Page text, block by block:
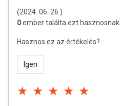
(2024. 06. 26.)
0ember találta ezt hasznosnak
Hasznos ez az értékelés?
Igen